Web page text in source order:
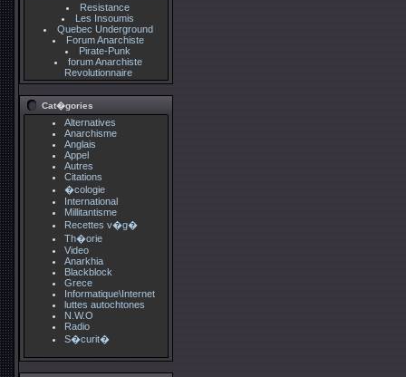
Resistance
Les Insoumis
Quebec Underground
Forum Anarchiste
Pirate-Punk
forum Anarchiste
Revolutionnaire
Cat�gories
Alternatives
Anarchisme
Anglais
Appel
Autres
Citations
�cologie
International
Millitantisme
Recettes v�g�
Th�orie
Video
Anarkhia
Blackblock
Grece
Informatique\Internet
luttes autochtones
N.W.O
Radio
S�curit�